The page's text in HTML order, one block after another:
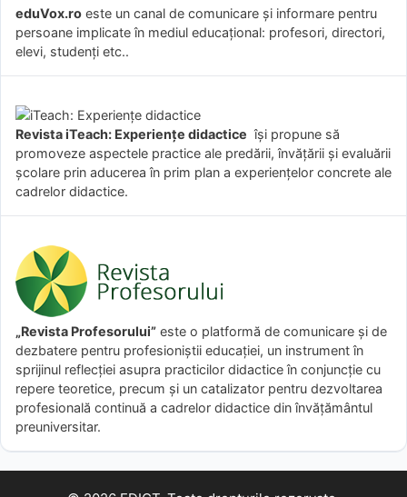
eduVox.ro este un canal de comunicare și informare pentru
persoane implicate în mediul educațional: profesori, directori,
elevi, studenți etc..
Revista iTeach: Experienţe didactice îşi propune să
promoveze aspectele practice ale predării, învăţării şi evaluării
şcolare prin aducerea în prim plan a experienţelor concrete ale
cadrelor didactice.
„Revista Profesorului” este o platformă de comunicare și de
dezbatere pentru profesioniștii educației, un instrument în
sprijinul reflecției asupra practicilor didactice în conjuncție cu
repere teoretice, precum și un catalizator pentru dezvoltarea
profesională continuă a cadrelor didactice din învățământul
preuniversitar.